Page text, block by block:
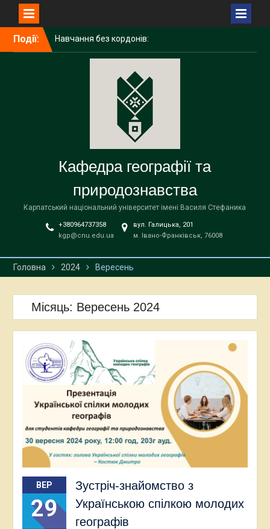
Події:
мобільності ІРИНИ
університеті (Польща)
Вітаємо наших бакалаврів
із завершенням навчання!
Кафедра географії та
природознавства
Карпатський національний університет імені Василя Стефаника
+380964737358
kgp@cnu.edu.ua
вул. Галицька, 201
м. Івано-Франківськ, 76008
Головна 2024 Вересень
Місяць: Вересень 2024
ВЕР
29
Зустріч-знайомство з
Українською спілкою молодих
географів